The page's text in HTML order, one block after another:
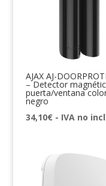
AJAX AJ-
– Detector
puerta/ventana
negro
34,10€ - IVA no